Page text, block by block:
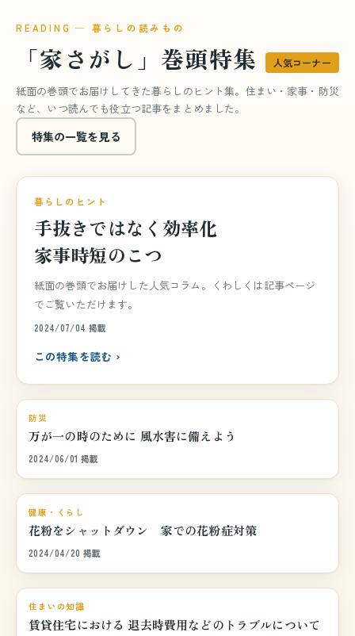
READING ─ 暮らしの読みもの
「家さがし」巻頭特集 人気コーナー
紙面の巻頭でお届けしてきた暮らしのヒント集。住まい・家事・防災
など、いつ読んでも役立つ記事をまとめました。
特集の一覧を見る
特集 vol.840
巻頭特集
暮らしのヒント
手抜きではなく効率化
家事時短のこつ
紙面の巻頭でお届けした人気コラム。くわしくは記事ページ
でご覧いただけます。
2024/07/04 掲載
この特集を読む ›
巻頭特集
防災
万が一の時のために 風水害に備えよう
2024/06/01 掲載
巻頭特集
健康・くらし
花粉をシャットダウン 家での花粉症対策
2024/04/20 掲載
巻頭特集
住まいの知識
賃貸住宅における 退去時費用などのトラブルについて